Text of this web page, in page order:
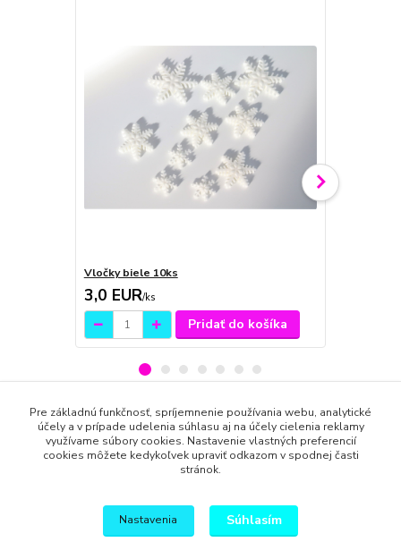
Vločky biele 10ks
3,0 EUR/ks
Pridať do košíka
Tovar zaradený v kategóriách
Pre deti
Pre základnú funkčnosť, spríjemnenie používania webu, analytické
účely a v prípade udelenia súhlasu aj na účely cielenia reklamy
využívame súbory cookies. Nastavenie vlastných preferencií
cookies môžete kedykoľvek upraviť odkazom v spodnej časti
stránok.
Nastavenia Súhlasím